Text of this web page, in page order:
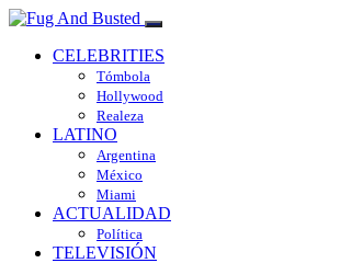
CELEBRITIES
Tómbola
Hollywood
Realeza
LATINO
Argentina
México
Miami
ACTUALIDAD
Política
TELEVISIÓN